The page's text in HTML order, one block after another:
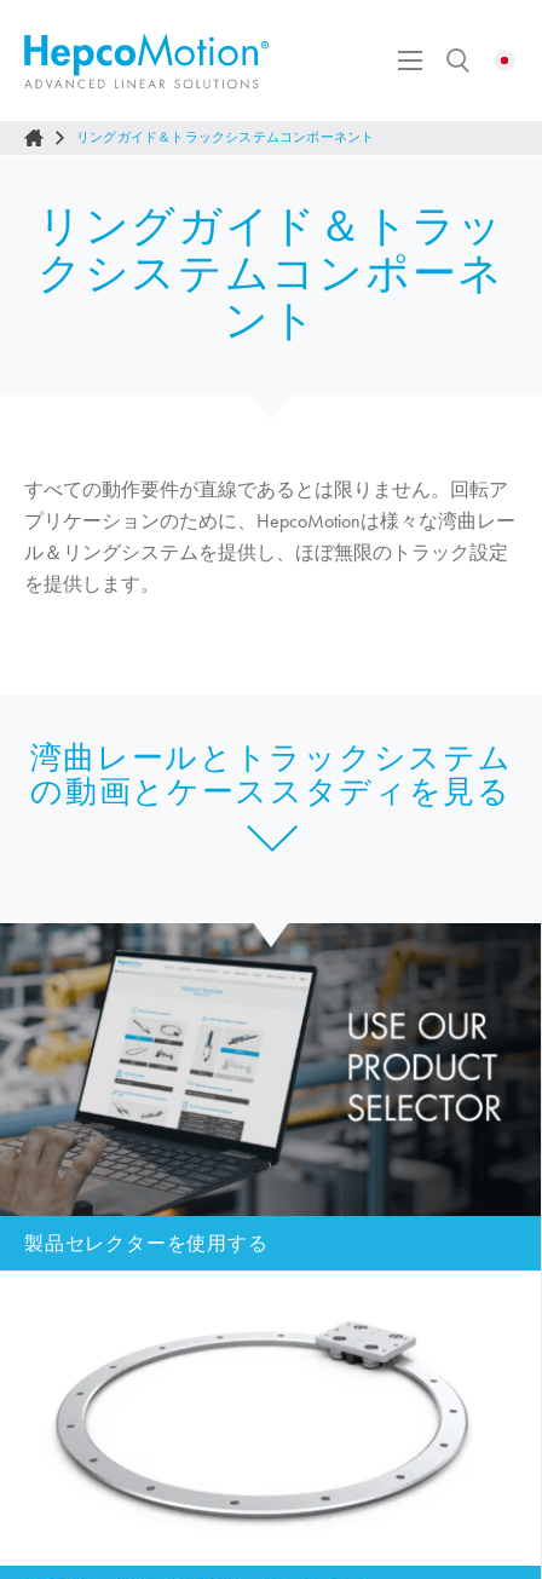
リングガイド＆トラックシステムコンポーネント
リングガイド＆トラッ
クシステムコンポーネ
ント
すべての動作要件が直線であるとは限りません。回転ア
プリケーションのために、 HepcoMotionは様々な湾曲レー
ル＆リングシステムを提供し、ほぼ無限のトラック設定
を提供します。
湾曲レールとトラックシステム
の動画とケーススタディを見る
製品セレクターを使用する